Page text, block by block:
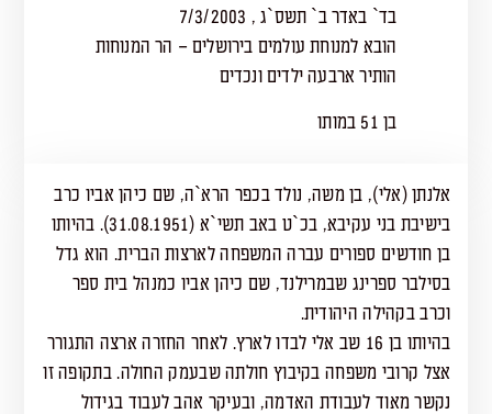
בד` באדר ב` תשס`ג , 7/3/2003
הובא למנוחת עולמים בירושלים – הר המנוחות
הותיר ארבעה ילדים ונכדים
בן 51 במותו
אלנתן (אלי), בן משה, נולד בכפר הרא`ה, שם כיהן אביו כרב
בישיבת בני עקיבא, בכ`ט באב תשי`א (31.08.1951). בהיותו
בן חודשים ספורים עברה המשפחה לארצות הברית. הוא גדל
בסילבר ספרינג שבמרילנד, שם כיהן אביו כמנהל בית ספר
וכרב בקהילה היהודית.
בהיותו בן 16 שב אלי לבדו לארץ. לאחר החזרה ארצה התגורר
אצל קרובי משפחה בקיבוץ חולתה שבעמק החולה. בתקופה זו
נקשר מאוד לעבודת האדמה, ובעיקר אהב לעבוד בגידול